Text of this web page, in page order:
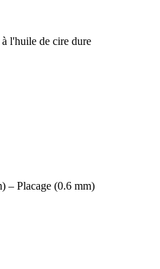
l'huile de cire dure
– Placage (0.6 mm)